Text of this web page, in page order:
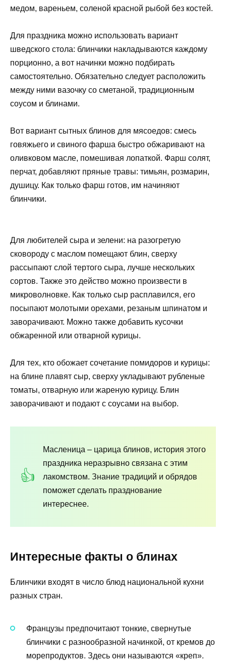
медом, вареньем, соленой красной рыбой без костей.
Для праздника можно использовать вариант
шведского стола: блинчики накладываются каждому
порционно, а вот начинки можно подбирать
самостоятельно. Обязательно следует расположить
между ними вазочку со сметаной, традиционным
соусом и блинами.
Вот вариант сытных блинов для мясоедов: смесь
говяжьего и свиного фарша быстро обжаривают на
оливковом масле, помешивая лопаткой. Фарш солят,
перчат, добавляют пряные травы: тимьян, розмарин,
душицу. Как только фарш готов, им начиняют
блинчики.
Для любителей сыра и зелени: на разогретую
сковороду с маслом помещают блин, сверху
рассыпают слой тертого сыра, лучше нескольких
сортов. Также это действо можно произвести в
микроволновке. Как только сыр расплавился, его
посыпают молотыми орехами, резаным шпинатом и
заворачивают. Можно также добавить кусочки
обжаренной или отварной курицы.
Для тех, кто обожает сочетание помидоров и курицы:
на блине плавят сыр, сверху укладывают рубленые
томаты, отварную или жареную курицу. Блин
заворачивают и подают с соусами на выбор.
Масленица – царица блинов, история этого
праздника неразрывно связана с этим
лакомством. Знание традиций и обрядов
поможет сделать празднование
интереснее.
Интересные факты о блинах
Блинчики входят в число блюд национальной кухни
разных стран.
Французы предпочитают тонкие, свернутые
блинчики с разнообразной начинкой, от кремов до
морепродуктов. Здесь они называются «креп».